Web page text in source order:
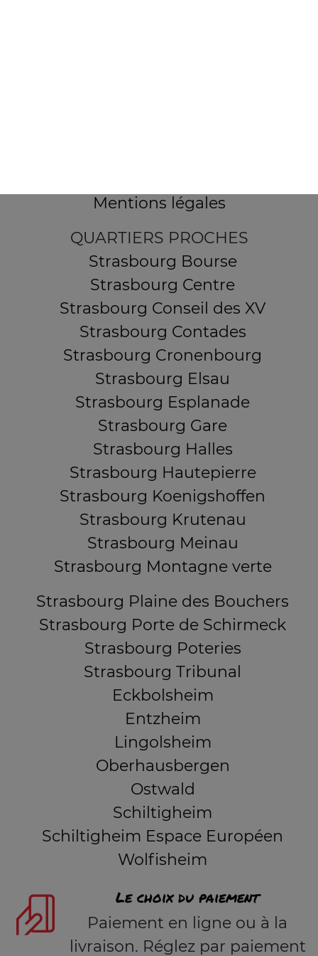
Mentions légales
QUARTIERS PROCHES
Strasbourg Bourse
Strasbourg Centre
Strasbourg Conseil des XV
Strasbourg Contades
Strasbourg Cronenbourg
Strasbourg Elsau
Strasbourg Esplanade
Strasbourg Gare
Strasbourg Halles
Strasbourg Hautepierre
Strasbourg Koenigshoffen
Strasbourg Krutenau
Strasbourg Meinau
Strasbourg Montagne verte
Strasbourg Plaine des Bouchers
Strasbourg Porte de Schirmeck
Strasbourg Poteries
Strasbourg Tribunal
Eckbolsheim
Entzheim
Lingolsheim
Oberhausbergen
Ostwald
Schiltigheim
Schiltigheim Espace Européen
Wolfisheim
Le choix du paiement
Paiement en ligne ou à la
livraison. Réglez par paiement